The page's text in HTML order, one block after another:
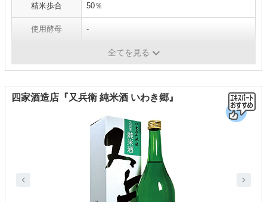
精米歩合 50％
使用酵母 -
全てを見る
四家酒造店『又兵衛 純米酒 いわき郷』